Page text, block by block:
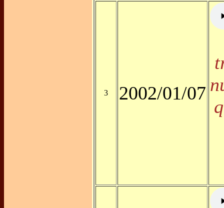
3 2002/01/07